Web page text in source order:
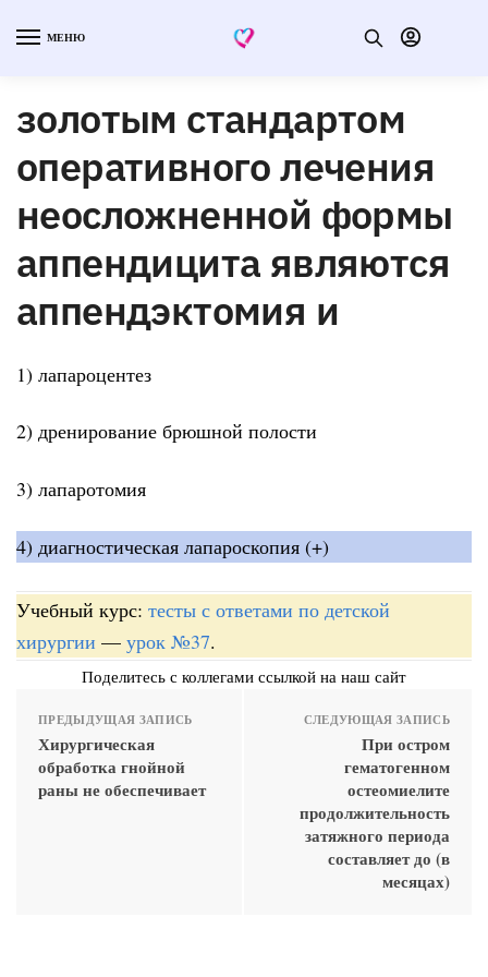
МЕНЮ
золотым стандартом
оперативного лечения
неосложненной формы
аппендицита являются
аппендэктомия и
1) лапароцентез
2) дренирование брюшной полости
3) лапаротомия
4) диагностическая лапароскопия (+)
Учебный курс: тесты с ответами по детской
хирургии — урок №37.
Поделитесь с коллегами ссылкой на наш сайт
ПРЕДЫДУЩАЯ ЗАПИСЬ
Хирургическая
обработка гнойной
раны не обеспечивает
СЛЕДУЮЩАЯ ЗАПИСЬ
При остром
гематогенном
остеомиелите
продолжительность
затяжного периода
составляет до (в
месяцах)